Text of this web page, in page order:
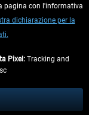
descritto.
di consegna per le
pagina con l'informativa
dichiarazione per la
Pixel: Tracking and